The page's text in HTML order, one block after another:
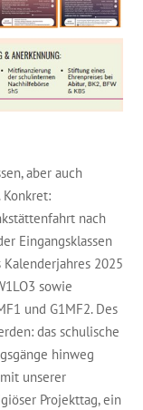
aber auch
nach
Eingangsklassen
2025
sowie
und G1MF2. Des
das schulische
hinweg
unserer
Projekttag, ein